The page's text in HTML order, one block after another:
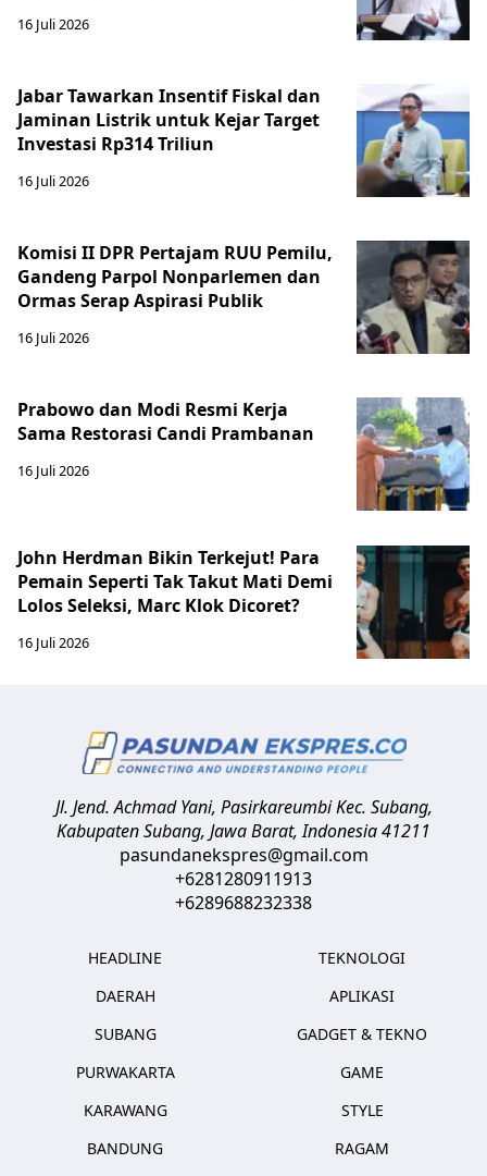
16 Juli 2026
Jabar Tawarkan Insentif Fiskal dan
Jaminan Listrik untuk Kejar Target
Investasi Rp314 Triliun
16 Juli 2026
Komisi II DPR Pertajam RUU Pemilu,
Gandeng Parpol Nonparlemen dan
Ormas Serap Aspirasi Publik
16 Juli 2026
Prabowo dan Modi Resmi Kerja
Sama Restorasi Candi Prambanan
16 Juli 2026
John Herdman Bikin Terkejut! Para
Pemain Seperti Tak Takut Mati Demi
Lolos Seleksi, Marc Klok Dicoret?
16 Juli 2026
Jl. Jend. Achmad Yani, Pasirkareumbi Kec. Subang,
Kabupaten Subang, Jawa Barat,Indonesia41211
pasundanekspres@gmail.com
+6281280911913
+6289688232338
HEADLINE
DAERAH
SUBANG
PURWAKARTA
KARAWANG
BANDUNG
TEKNOLOGI
APLIKASI
GADGET & TEKNO
GAME
STYLE
RAGAM